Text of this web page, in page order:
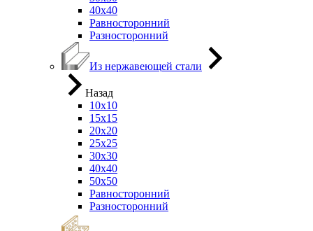
40х40
Равносторонний
Разносторонний
Из нержавеющей стали
Назад
10х10
15х15
20х20
25х25
30х30
40х40
50х50
Равносторонний
Разносторонний